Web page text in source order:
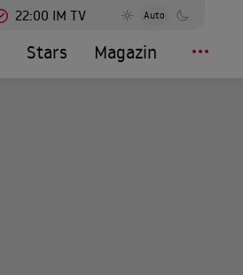
22:00 IM TV Auto
Stars Magazin